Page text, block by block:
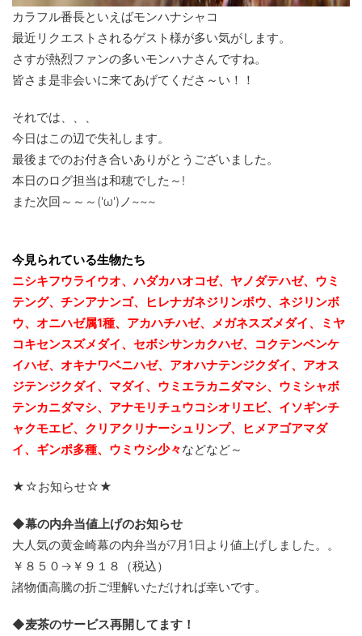
カラフル番長といえばモンハナシャコ
最近リクエストされるゲスト様が多い気がします。
さすが熱烈ファンの多いモンハナさんですね。
皆さま是非会いに来てあげてくださ～い！！
それでは、、、
今日はこの辺で失礼します。
最後までのお付き合いありがとうございました。
本日のログ担当は和穂でした～!
また次回～～～('ω')ノ~~~
今見られている生物たち
ニシキフウライウオ、ハダカハオコゼ、ヤノダテハゼ、ウミ
テング、チンアナンゴ、ヒレナガネジリンボウ、ネジリンボ
ウ、オニハゼ属1種、アカハチハゼ、メガネスズメダイ、ミヤ
コキセンスズメダイ、セボシサンカクハゼ、コクテンベンケ
イハゼ、オキナワベニハゼ、 アオハナテンジクダイ、アオス
ジテンジクダイ、マダイ、ウミエラカニダマシ、ウミシャボ
テンカニダマシ、アナモリチュウコシオリエビ、 イソギンチ
ャクモエビ、クリアクリナーシュリンプ、ヒメアゴアマダ
イ、ギンポ多種、 ウミウシ少々などなど～
★☆お知らせ☆★
◆幕の内弁当値上げのお知らせ
大人気の黄金崎幕の内弁当が7月1日より値上げしました。。
￥８５０→￥９１８（税込）
諸物価高騰の折ご理解いただければ幸いです。
◆麦茶のサービス再開してます！